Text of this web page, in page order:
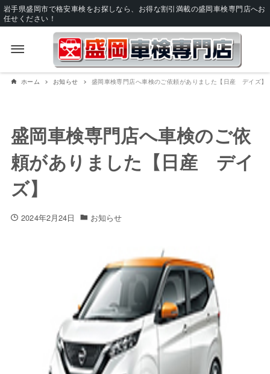
岩手県盛岡市で格安車検をお探しなら、お得な割引満載の盛岡車検専門店へお
任せください！
ホーム お知らせ 盛岡車検専門店へ車検のご依頼がありました【日産 デイズ】
盛岡車検専門店へ車検のご依
頼がありました【日産 デイ
ズ】
2024年2月24日 お知らせ